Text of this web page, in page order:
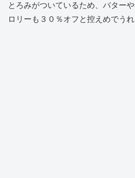
とろみがついているため、バター
ロリーも３０％オフと控えめでうれ